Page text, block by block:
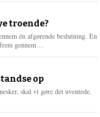
troende?
én afgørende beslutning. En
gennem…
e
r
e
op
skal vi gøre det uventede.